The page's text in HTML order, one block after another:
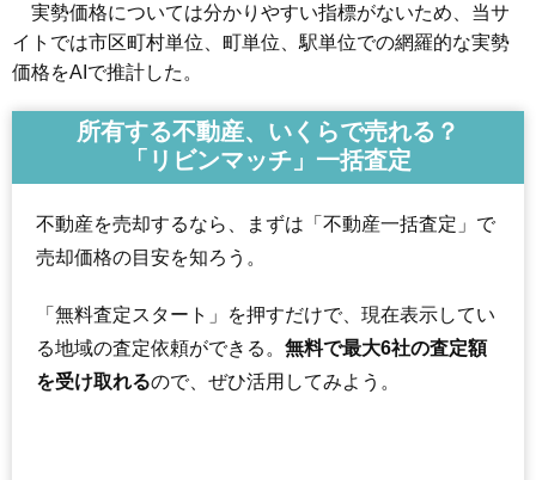
実勢価格については分かりやすい指標がないため、当サ
イトでは市区町村単位、町単位、駅単位での網羅的な実勢
価格をAIで推計した。
所有する不動産、いくらで売れる？
「リビンマッチ」一括査定
不動産を売却するなら、まずは「不動産一括査定」で
売却価格の目安を知ろう。
「無料査定スタート」を押すだけで、現在表示してい
る地域の査定依頼ができる。 無料で最大6社の査定額
を受け取れるので、ぜひ活用してみよう。